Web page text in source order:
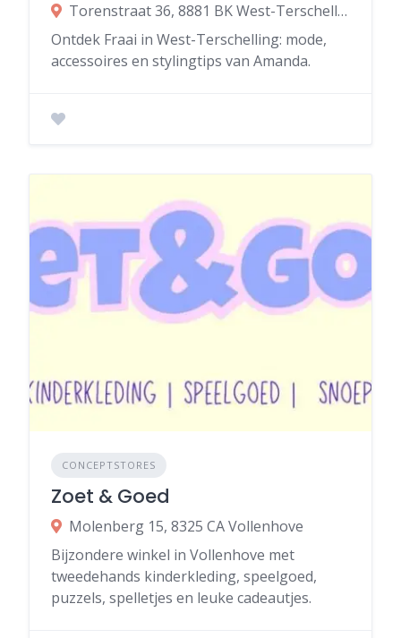
Torenstraat 36, 8881 BK West-Terschelling
Ontdek Fraai in West-Terschelling: mode,
accessoires en stylingtips van Amanda.
CONCEPTSTORES
Zoet & Goed
Molenberg 15, 8325 CA Vollenhove
Bijzondere winkel in Vollenhove met
tweedehands kinderkleding, speelgoed,
puzzels, spelletjes en leuke cadeautjes.